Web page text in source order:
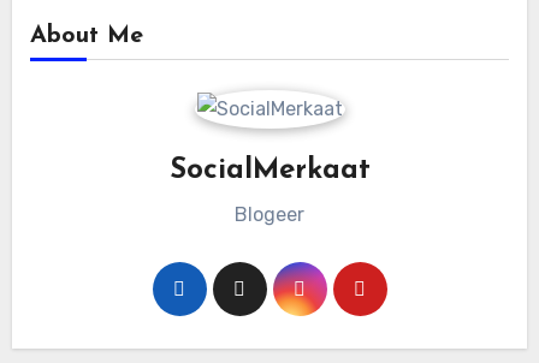
About Me
SocialMerkaat
Blogeer